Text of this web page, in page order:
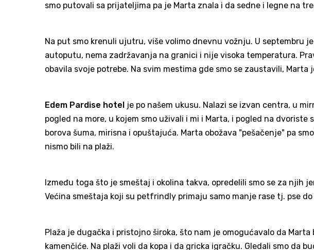
smo putovali sa prijateljima pa je Marta znala i da sedne i legne na
Na put smo krenuli ujutru, više volimo dnevnu vožnju. U septembru
autoputu, nema zadržavanja na granici i nije visoka temperatura.
obavila svoje potrebe. Na svim mestima gde smo se zaustavili, Marta
Edem Pardise hotel je po našem ukusu. Nalazi se izvan centra, u
pogled na more, u kojem smo uživali i mi i Marta, i pogled na
borova šuma, mirisna i opuštajuća. Marta obožava "pešačenje" pa
nismo bili na plaži.
Između toga što je smeštaj i okolina takva, opredelili smo se za njih
Većina smeštaja koji su petfrindly primaju samo manje rase tj. pse do
Plaža je dugačka i pristojno široka, što nam je omogućavalo da
kamenčiće. Na plaži voli da kopa i da gricka igračku. Gledali smo da